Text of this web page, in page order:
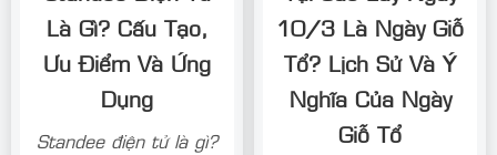
Là Gì? Cấu Tạo,
Ưu Điểm Và Ứng
Dụng
Standee điện tử là gì?
10/3 Là Ngày Giỗ
Tổ? Lịch Sử Và Ý
Nghĩa Của Ngày
Giỗ Tổ